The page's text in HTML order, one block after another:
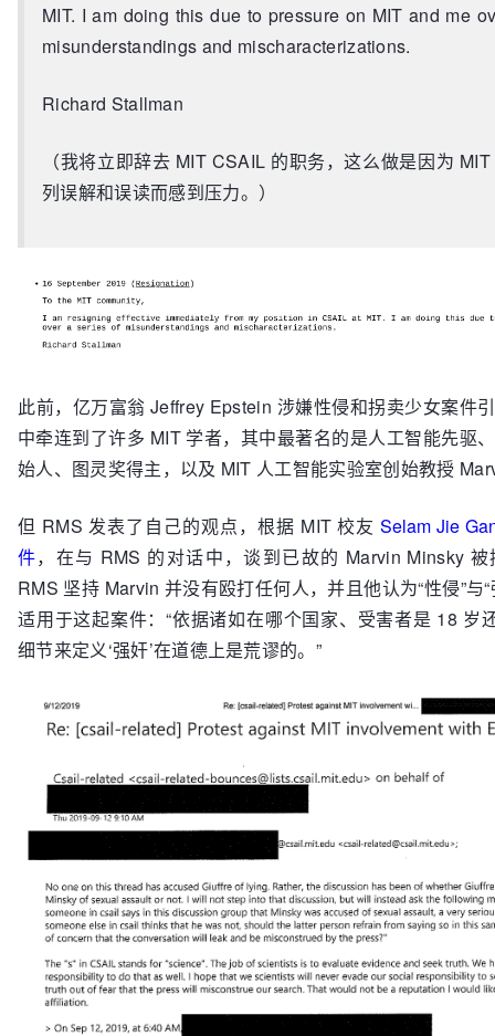
MIT. I am doing this due to pressure on MIT and me
misunderstandings and mischaracterizations.
Richard Stallman
（我将立即辞去 MIT CSAIL 的职务，这么做是因为
列误解和误读而感到压力。）
此前，亿万富翁 Jeffrey Epstein 涉嫌性侵和拐卖少女案件
中牵连到了许多 MIT 学者，其中最著名的是人工智能先驱
始人、图灵奖得主，以及 MIT 人工智能实验室创始教授
但 RMS 发表了自己的观点，根据 MIT 校友Selam Jie
件，在与 RMS 的对话中，谈到已故的 Marvin Minsky
RMS 坚持 Marvin 并没有殴打任何人，并且他认为“性侵”与
适用于这起案件：“依据诸如在哪个国家、受害者是 18 岁
细节来定义‘强奸’在道德上是荒谬的。”